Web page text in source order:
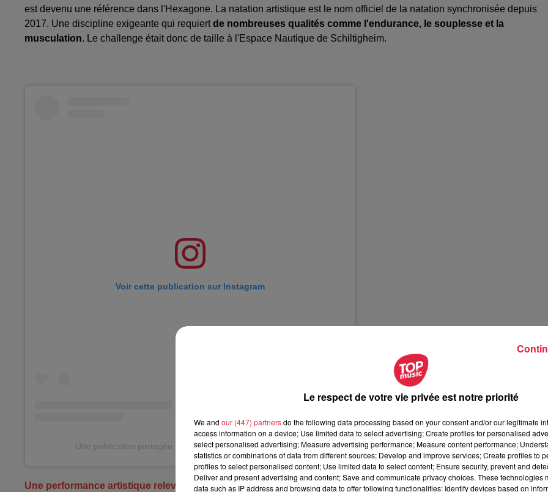
est devenu une référence dans l'Hexagone. La natation artistique est le nom officiel de la natation synchronisée depuis
2017. Une discipline exigeante qui requiertde nombreuses qualités comme l'endurance, le souplesse et la
musculation. Le challenge était donc de taille à l'Espace Nautique de Schiltigheim.
Voir cette publication sur Instagram
Une publication partagée par Top Music (@topmusicfrance)
Une performance artistique relevée haut la main
Le respect de votre vie privée est notre priorité
We and our (447) partnersdo the following data processing based on your consent and/or our legitimate
access information on a device; Use limited data to select advertising; Create profiles for personalised
select personalised advertising; Measure advertising performance; Measure content performance;
statistics or combinations of data from different sources; Develop and improve services; Create profiles to
profiles to select personalised content; Use limited data to select content; Ensure security, prevent and
Deliver and present advertising and content; Save and communicate privacy choices. These technologies
data such as IP address and browsing data to offer following functionalities: Identify devices based on